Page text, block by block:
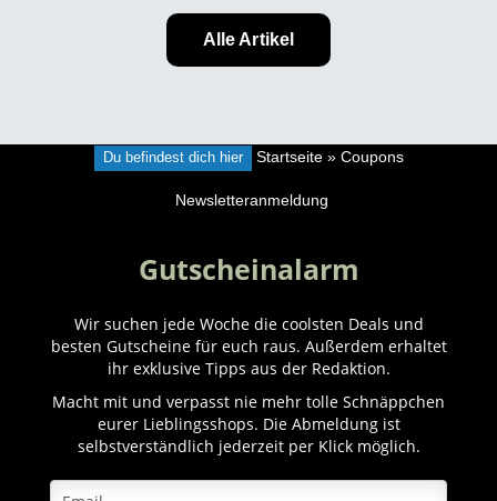
Alle Artikel
Du befindest dich hier Startseite» Coupons
Newsletteranmeldung
Gutscheinalarm
Wir suchen jede Woche die coolsten Deals und
besten Gutscheine für euch raus. Außerdem erhaltet
ihr exklusive Tipps aus der Redaktion.
Macht mit und verpasst nie mehr tolle Schnäppchen
eurer Lieblingsshops. Die Abmeldung ist
selbstverständlich jederzeit per Klick möglich.